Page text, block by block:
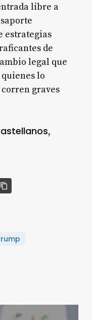
libre a
estrategias
de
legal que
lo
graves
,